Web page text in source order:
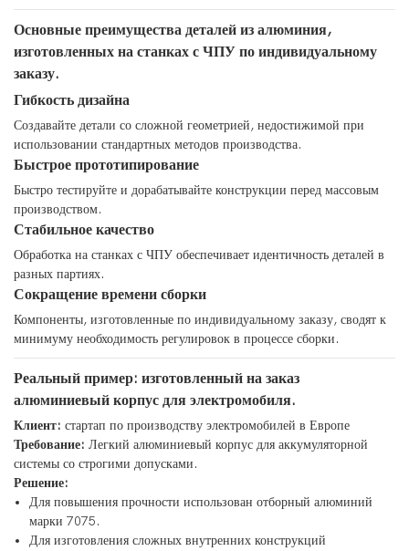
Основные преимущества деталей из алюминия,
изготовленных на станках с ЧПУ по индивидуальному
заказу.
Гибкость дизайна
Создавайте детали со сложной геометрией, недостижимой при
использовании стандартных методов производства.
Быстрое прототипирование
Быстро тестируйте и дорабатывайте конструкции перед массовым
производством.
Стабильное качество
Обработка на станках с ЧПУ обеспечивает идентичность деталей в
разных партиях.
Сокращение времени сборки
Компоненты, изготовленные по индивидуальному заказу, сводят к
минимуму необходимость регулировок в процессе сборки.
Реальный пример: изготовленный на заказ
алюминиевый корпус для электромобиля.
Клиент: стартап по производству электромобилей в Европе
Требование: Легкий алюминиевый корпус для аккумуляторной
системы со строгими допусками.
Решение:
Для повышения прочности использован отборный алюминий
марки 7075.
Для изготовления сложных внутренних конструкций